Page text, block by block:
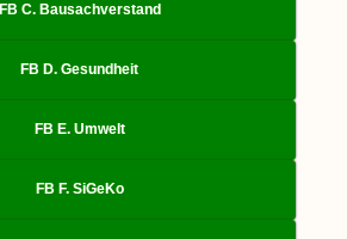
FB C. Bausachverstand
FB D. Gesundheit
FB E. Umwelt
FB F. SiGeKo